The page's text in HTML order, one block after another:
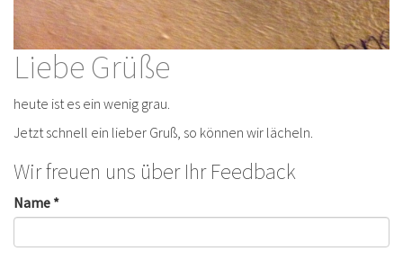
Liebe Grüße
heute ist es ein wenig grau.
Jetzt schnell ein lieber Gruß, so können wir lächeln.
Wir freuen uns über Ihr Feedback
Name *